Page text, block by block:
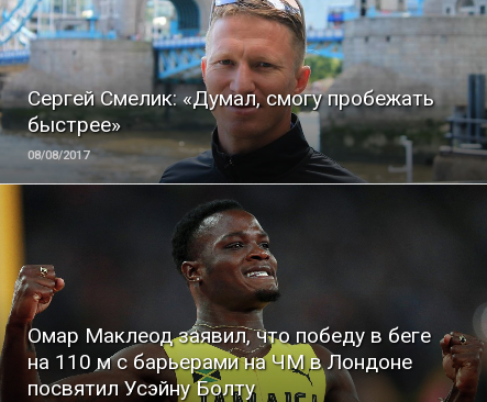
Сергей Смелик: «Думал, смогу пробежать
быстрее»
08/08/2017
ЧИТАТЬ
Омар Маклеод заявил, что победу в беге
на 110 м с барьерами на ЧМ в Лондоне
посвятил Усэйну Болту
ЧИТАТЬ